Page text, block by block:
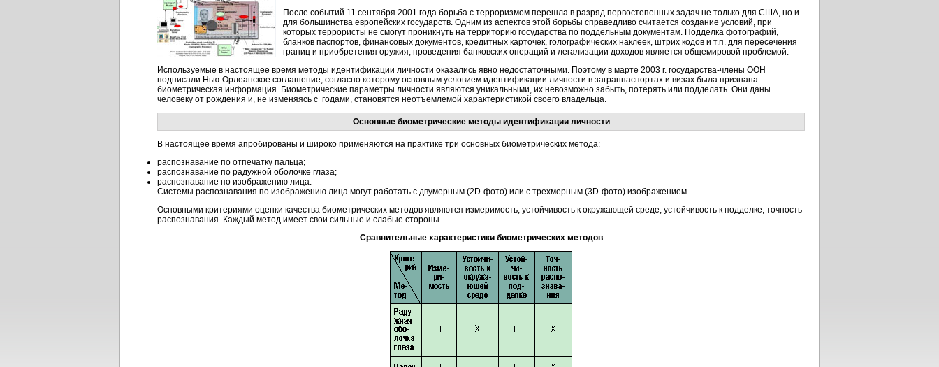
После событий 11 сентября 2001 года борьба с терроризмом перешла в разряд первостепенных задач не только для США, но и
для большинства европейских государств. Одним из аспектов этой борьбы справедливо считается создание условий, при
которых террористы не смогут проникнуть на территорию государства по поддельным документам. Подделка фотографий,
бланков паспортов, финансовых документов, кредитных карточек, голографических наклеек, штрих кодов и т.п. для пересечения
границ и приобретения оружия, проведения банковских операций и легализации доходов является общемировой проблемой.
Используемые в настоящее время методы идентификации личности оказались явно недостаточными. Поэтому в марте 2003 г. государства-члены ООН
подписали Нью-Орлеанское соглашение, согласно которому основным условием идентификации личности в загранпаспортах и визах была признана
биометрическая информация. Биометрические параметры личности являются уникальными, их невозможно забыть, потерять или подделать. Они даны
человеку от рождения и, не изменяясь с годами, становятся неотъемлемой характеристикой своего владельца.
Основные биометрические методы идентификации личности
В настоящее время апробированы и широко применяются на практике три основных биометрических метода:
распознавание по отпечатку пальца;
распознавание по радужной оболочке глаза;
распознавание по изображению лица.
Системы распознавания по изображению лица могут работать с двумерным (2D-фото) или с трехмерным (3D-фото) изображением.
Основными критериями оценки качества биометрических методов являются измеримость, устойчивость к окружающей среде, устойчивость к подделке, точность
распознавания. Каждый метод имеет свои сильные и слабые стороны.
Сравнительные характеристики биометрических методов